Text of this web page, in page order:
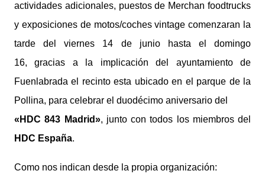
actividades adicionales, puestos de Merchan foodtrucks
y exposiciones de motos/coches vintage comenzaran la
tarde del viernes 14 de junio hasta el domingo
16, gracias a la implicación del ayuntamiento de
Fuenlabrada el recinto esta ubicado en el parque de la
Pollina, para celebrar el duodécimo aniversario del
«HDC 843 Madrid», junto con todos los miembros del
HDC España.
Como nos indican desde la propia organización: